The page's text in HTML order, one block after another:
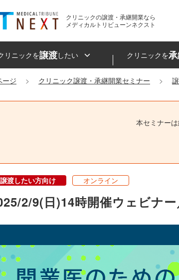
クリニックの譲渡・承継開業なら
メディカルトリビューンネクスト
リニックを譲渡したい クリニックを
ージ クリニック譲渡・承継開業セミナー
本セミナーは
譲渡したい方向け オンライン
2/9(日)14時開催ウェビナ